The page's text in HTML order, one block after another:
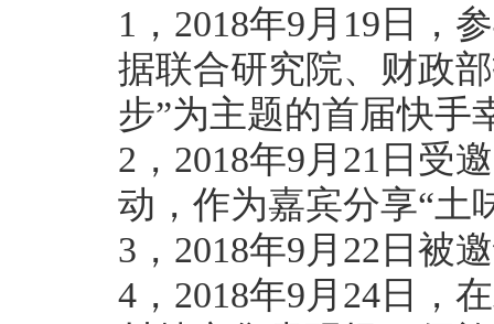
1，2018年9月19日，
据联合研究院、财政
步”为主题的首届快手
2，2018年9月21日受
动，作为嘉宾分享“土
3，2018年9月22日被
4，2018年9月24日，